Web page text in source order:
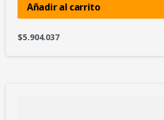
Añadir al carrito
$5.904.037